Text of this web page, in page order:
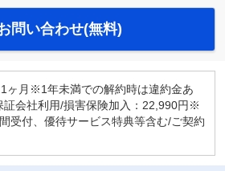
問い合わせ(無料)
ヶ月※1年未満での解約時は違約金あ
証会社利用/損害保険加入：22,990円※
受付、優待サービス特典等含む/ご契約